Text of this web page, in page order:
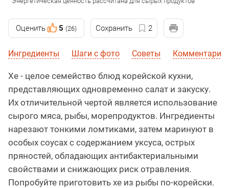
Оценить 5 (26) Сохранить 2
Ингредиенты Шаги с фото Советы Комментарии
Хе - целое семейство блюд корейской кухни,
представляющих одновременно салат и закуску.
Их отличительной чертой является использование
сырого мяса, рыбы, морепродуктов. Ингредиенты
нарезают тонкими ломтиками, затем маринуют в
особых соусах с содержанием уксуса, острых
пряностей, обладающих антибактериальными
свойствами и снижающих риск отравления.
Попробуйте приготовить хе из рыбы по-корейски.